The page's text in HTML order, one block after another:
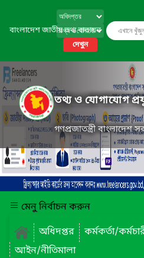
বাংলাদেশ জাতীয় তথ্য বাতায়ন
দেখুন
তথ্য ও যোগাযোগ
গণপ্রজাতন্ত্রী বাংলাদেশ
মেনু নির্বাচন করুন
অধিদপ্তর
কর্মকর্তা/
আইন/নীতিমালা